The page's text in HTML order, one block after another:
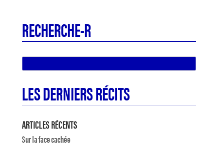
RECHERCHE-R
LES DERNIERS RÉCITS
ARTICLES RÉCENTS
Sur la face cachée